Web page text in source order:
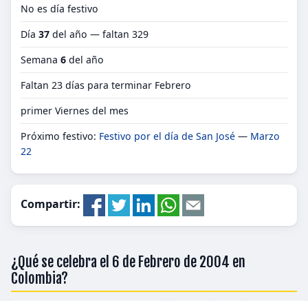
No es día festivo
Día 37 del año — faltan 329
Semana 6 del año
Faltan 23 días para terminar Febrero
primer Viernes del mes
Próximo festivo: Festivo por el día de San José — Marzo
22
Compartir:
¿Qué se celebra el 6 de Febrero de 2004 en
Colombia?